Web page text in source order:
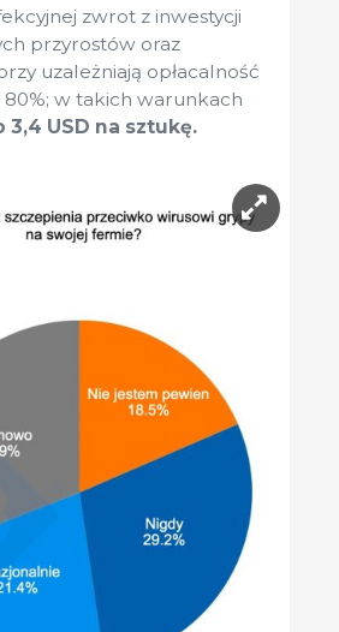
zwrot z inwestycji
przyrostów oraz
uzależniają opłacalność
w takich warunkach
USD na sztukę.